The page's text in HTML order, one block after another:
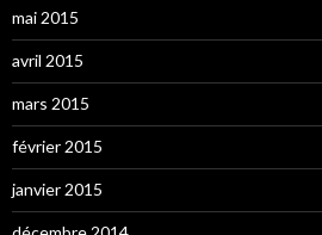
mai 2015
avril 2015
mars 2015
février 2015
janvier 2015